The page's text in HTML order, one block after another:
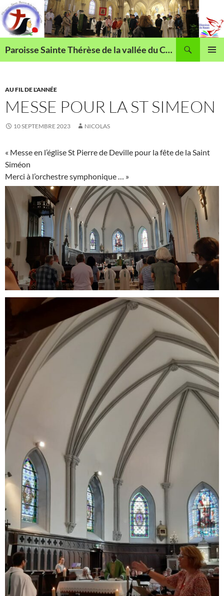
Aller
au
contenu
Paroisse Sainte Thérèse de la vallée du Cailly
AU FIL DE L'ANNÉE
MESSE POUR LA ST SIMEON
10 SEPTEMBRE 2023 NICOLAS
« Messe en l’église St Pierre de Deville pour la fête de la Saint
Siméon
Merci à l’orchestre symphonique … »